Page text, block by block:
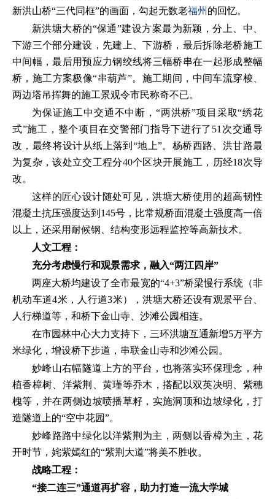
新洪山桥“三代同框”的画面，勾起无数老福州 的回忆。
新洪塘大桥的“保通”建设方案最为新颖，分上、中、
下游三个部分建设，先建上、下游桥，最后拆除老桥施工
中间幅，最后用预应力钢绞线将三幅桥串在一起形成整幅
桥，施工方案极像“串葫芦”。施工期间，中间车流穿梭、
两边塔吊挥舞的施工景观令市民称奇不已。
为保证施工中交通不中断，“两洪桥”项目采取“绣花
式”施工，整个项目在交警部门指导下进行了51次交通导
改，最终将设计从纸上落到“地上”。杨桥西路、洪甘路最
为复杂，该处立交工程分40个区块开展施工，历经18次导
改。
这样的匠心设计随处可见，洪塘大桥使用的超高韧性
混凝土抗压强度达到145号，比常规桥面混凝土强度高一倍
以上，还采用耐候钢、结构变形远程监控等高新技术。
人文工程：
充分考虑慢行和观景需求，融入“两江四岸”
两座大桥均建设了全市最宽的“4+3”桥梁慢行系统（非
机动车道4米，人行道3米），洪塘大桥还设有观景平台、
人行梯道等，和桥下金山寺、沙滩公园相连。
在市园林中心大力支持下，三环洪塘互通新增5万平方
米绿化，增设桥下步道，串联金山寺和沙滩公园。
妙峰山右幅隧道上方的平台，也将落实环保理念，种
植香樟树、洋紫荆、黄瑾等乔木，搭配以双英决明、紫穗
槐等，并在两侧边坡喷播草籽，实施洞顶和边坡绿化，打
造隧道上的“空中花园”。
妙峰路路中绿化以洋紫荆为主，两侧以香樟为主，花
开时节，姹紫嫣红的“紫荆大道”将美不胜收。
战略工程：
“接二连三”通道再扩容，助力打造一流大学城